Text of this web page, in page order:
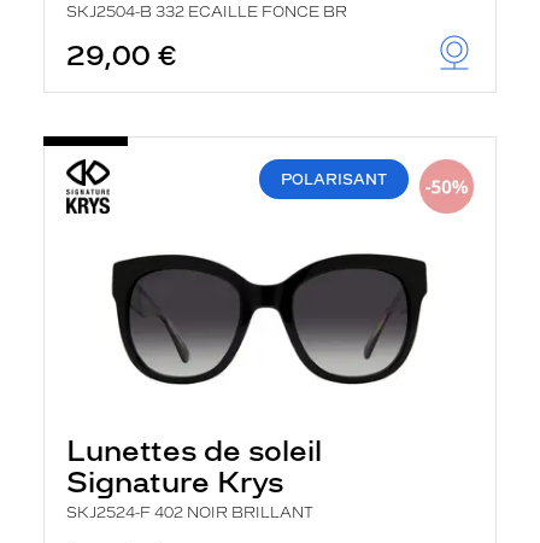
SKJ2504-B 332 ECAILLE FONCE BR
29,00 €
POLARISANT
Lunettes de soleil
Signature Krys
SKJ2524-F 402 NOIR BRILLANT